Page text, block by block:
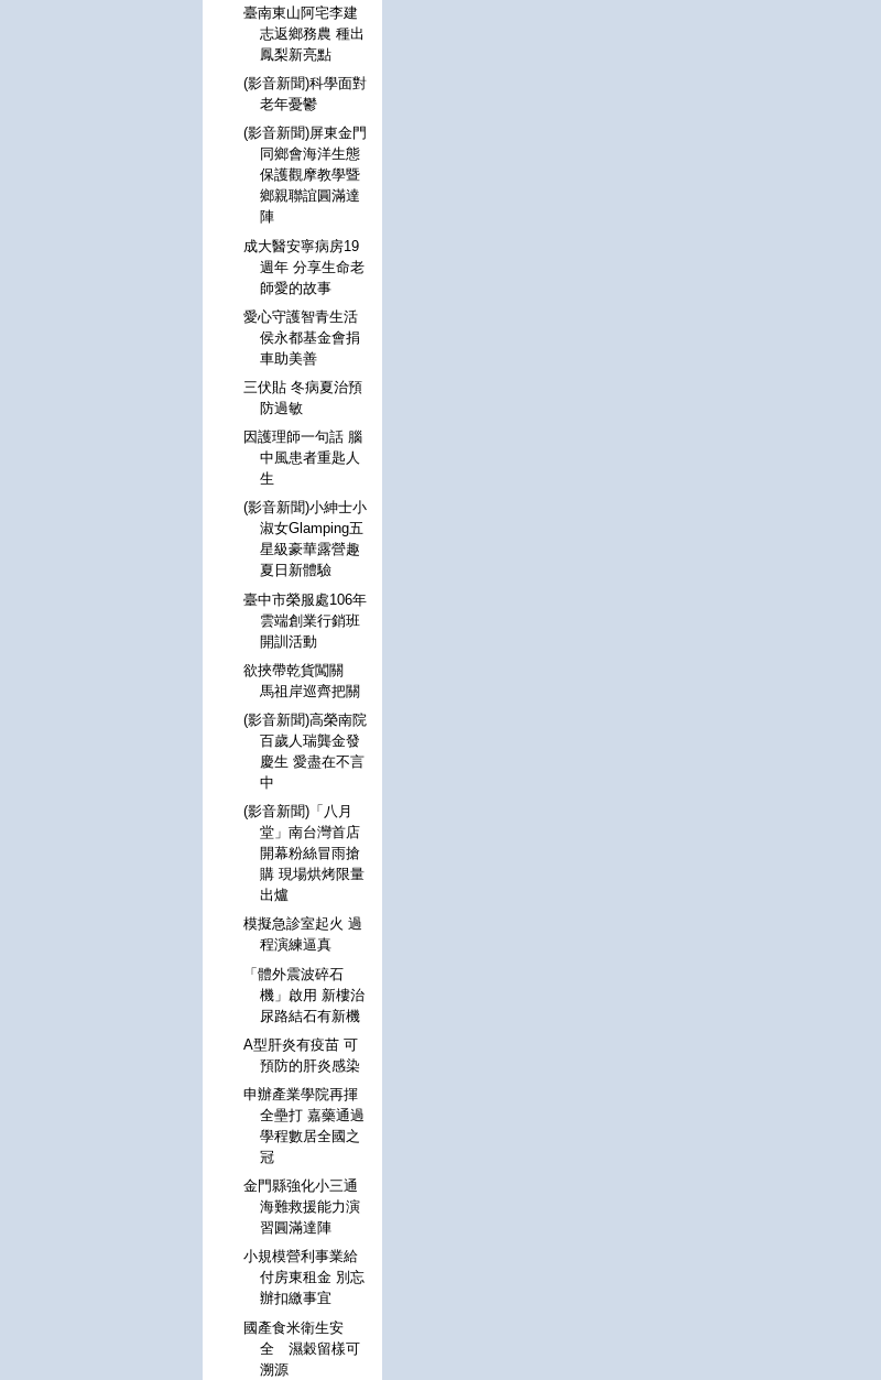
臺南東山阿宅李建
志返鄉務農 種出
鳳梨新亮點
(影音新聞)科學面對
老年憂鬱
(影音新聞)屏東金門
同鄉會海洋生態
保護觀摩教學暨
鄉親聯誼圓滿達
陣
成大醫安寧病房19
週年 分享生命老
師愛的故事
愛心守護智青生活
侯永都基金會捐
車助美善
三伏貼 冬病夏治預
防過敏
因護理師一句話 腦
中風患者重匙人
生
(影音新聞)小紳士小
淑女Glamping五
星級豪華露營趣
夏日新體驗
臺中市榮服處106年
雲端創業行銷班
開訓活動
欲挾帶乾貨闖關
馬祖岸巡齊把關
(影音新聞)高榮南院
百歲人瑞龔金發
慶生 愛盡在不言
中
(影音新聞)「八月
堂」南台灣首店
開幕粉絲冒雨搶
購 現場烘烤限量
出爐
模擬急診室起火 過
程演練逼真
「體外震波碎石
機」啟用 新樓治
尿路結石有新機
A型肝炎有疫苗 可
預防的肝炎感染
申辦產業學院再揮
全壘打 嘉藥通過
學程數居全國之
冠
金門縣強化小三通
海難救援能力演
習圓滿達陣
小規模營利事業給
付房東租金 別忘
辦扣繳事宜
國產食米衛生安
全 濕穀留樣可
溯源